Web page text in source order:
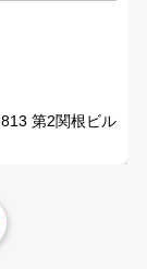
第2関根ビル